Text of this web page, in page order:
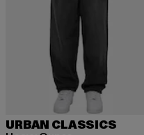
URBAN CLASSICS